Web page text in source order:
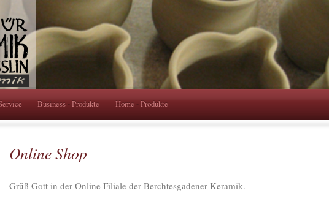
Business - Produkte Home - Produkte
Online Shop
Grüß Gott in der Online Filiale der Berchtesgadener Keramik.